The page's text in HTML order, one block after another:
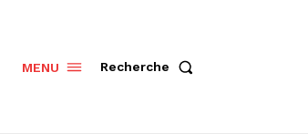
MENU Recherche